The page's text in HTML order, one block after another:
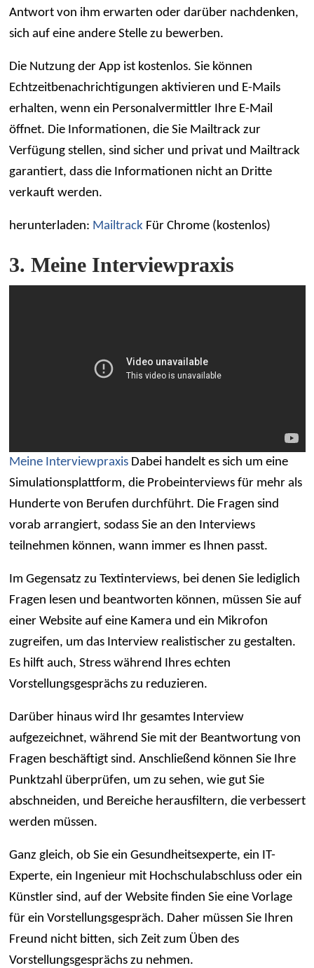
Antwort von ihm erwarten oder darüber nachdenken,
sich auf eine andere Stelle zu bewerben.
Die Nutzung der App ist kostenlos. Sie können
Echtzeitbenachrichtigungen aktivieren und E-Mails
erhalten, wenn ein Personalvermittler Ihre E-Mail
öffnet. Die Informationen, die Sie Mailtrack zur
Verfügung stellen, sind sicher und privat und Mailtrack
garantiert, dass die Informationen nicht an Dritte
verkauft werden.
herunterladen: MailtrackFür Chrome (kostenlos)
3. Meine Interviewpraxis
Meine InterviewpraxisDabei handelt es sich um eine
Simulationsplattform, die Probeinterviews für mehr als
Hunderte von Berufen durchführt. Die Fragen sind
vorab arrangiert, sodass Sie an den Interviews
teilnehmen können, wann immer es Ihnen passt.
Im Gegensatz zu Textinterviews, bei denen Sie lediglich
Fragen lesen und beantworten können, müssen Sie auf
einer Website auf eine Kamera und ein Mikrofon
zugreifen, um das Interview realistischer zu gestalten.
Es hilft auch, Stress während Ihres echten
Vorstellungsgesprächs zu reduzieren.
Darüber hinaus wird Ihr gesamtes Interview
aufgezeichnet, während Sie mit der Beantwortung von
Fragen beschäftigt sind. Anschließend können Sie Ihre
Punktzahl überprüfen, um zu sehen, wie gut Sie
abschneiden, und Bereiche herausfiltern, die verbessert
werden müssen.
Ganz gleich, ob Sie ein Gesundheitsexperte, ein IT-
Experte, ein Ingenieur mit Hochschulabschluss oder ein
Künstler sind, auf der Website finden Sie eine Vorlage
für ein Vorstellungsgespräch. Daher müssen Sie Ihren
Freund nicht bitten, sich Zeit zum Üben des
Vorstellungsgesprächs zu nehmen.